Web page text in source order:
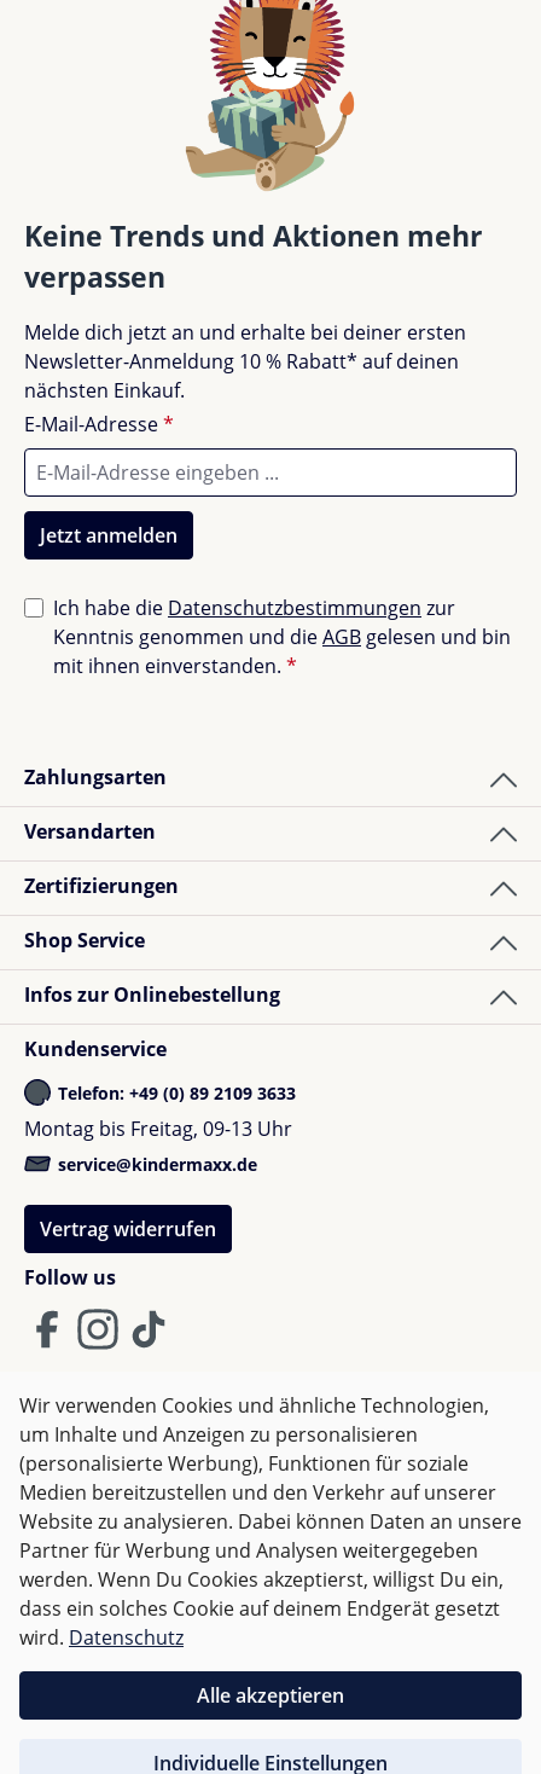
Keine Trends und Aktionen mehr
verpassen
Melde dich jetzt an und erhalte bei deiner ersten
Newsletter-Anmeldung 10 % Rabatt* auf deinen
nächsten Einkauf.
E-Mail-Adresse*
Jetzt anmelden
Ich habe die Datenschutzbestimmungen zur
Kenntnis genommen und dieAGB gelesen und bin
mit ihnen einverstanden. *
Zahlungsarten
Versandarten
Zertifizierungen
Follow us
Shop Service
Infos zur Onlinebestellung
Kundenservice
Telefon: +49 (0) 89 2109 3633
Montag bis Freitag, 09-13 Uhr
service@kindermaxx.de
Vertrag widerrufen
AGB Impressum
Datenschutz
Widerrufsrecht
Alle Preise inkl. gesetzl. Mehrwertsteuer zzgl.Versandkosten
und ggf. Nachnahmegebühren, wenn nicht anders
angegeben.
Für Deutschland sind Bestellungen ab 50,- EUR
versandkostenfrei.
Wir verwenden Cookies und ähnliche Technologien,
um Inhalte und Anzeigen zu personalisieren
(personalisierte Werbung), Funktionen für soziale
Medien bereitzustellen und den Verkehr auf unserer
Website zu analysieren. Dabei können Daten an unsere
Partner für Werbung und Analysen weitergegeben
werden. Wenn Du Cookies akzeptierst, willigst Du ein,
dass ein solches Cookie auf deinem Endgerät gesetzt
wird. Datenschutz
Individuelle Einstellungen
Alle akzeptieren